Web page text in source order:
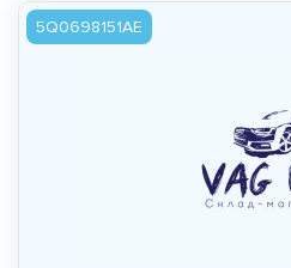
5Q0698151AE